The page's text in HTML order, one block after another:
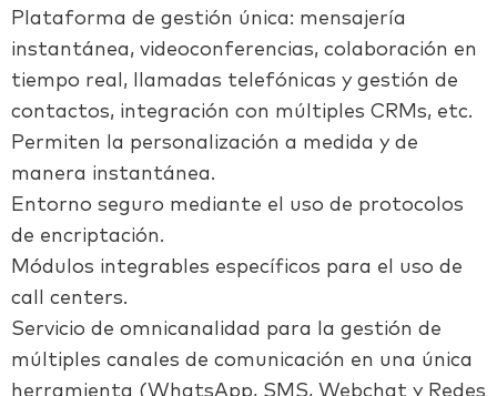
Plataforma de gestión única: mensajería
instantánea, videoconferencias, colaboración en
tiempo real, llamadas telefónicas y gestión de
contactos, integración con múltiples CRMs, etc.
Permiten la personalización a medida y de
manera instantánea.
Entorno seguro mediante el uso de protocolos
de encriptación.
Módulos integrables específicos para el uso de
call centers.
Servicio de omnicanalidad para la gestión de
múltiples canales de comunicación en una única
herramienta (WhatsApp, SMS, Webchat y Redes